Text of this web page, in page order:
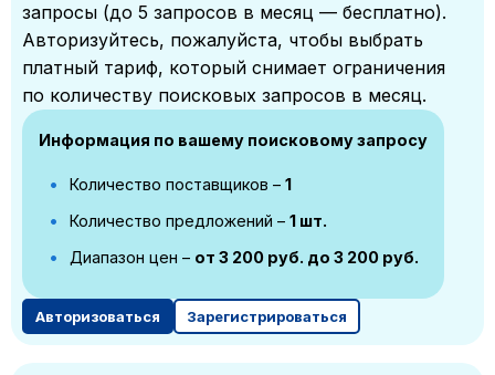
запросы (до 5 запросов в месяц — бесплатно).
Авторизуйтесь, пожалуйста, чтобы выбрать
платный тариф, который снимает ограничения
по количеству поисковых запросов в месяц.
Информация по вашему поисковому запросу
Количество поставщиков – 1
Количество предложений – 1 шт.
Диапазон цен – от 3 200 руб. до 3 200 руб.
Авторизоваться Зарегистрироваться